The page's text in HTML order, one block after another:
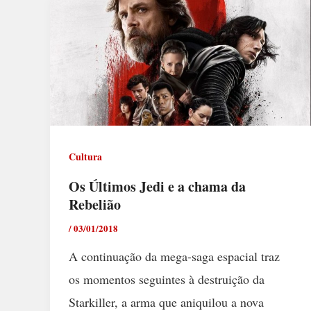
Cultura
Os Últimos Jedi e a chama da
Rebelião
/03/01/2018
A continuação da mega-saga espacial traz
os momentos seguintes à destruição da
Starkiller, a arma que aniquilou a nova